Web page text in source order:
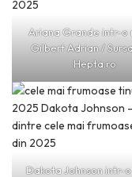
Ariana Grande intr-o
Gilbert Adrian /
Hepta.ro
Dakota Johnson intr-